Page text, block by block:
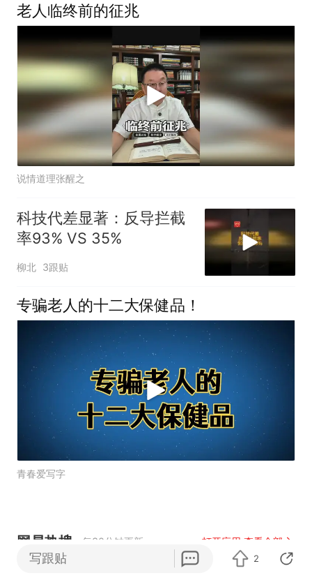
老人临终前的征兆
说情道理张醒之
科技代差显著：反导拦截
率93% VS 35%
柳北 3跟贴
专骗老人的十二大保健品！
青春爱写字
网易热搜 每30分钟更新 打开应用 查看全部
写跟贴 2